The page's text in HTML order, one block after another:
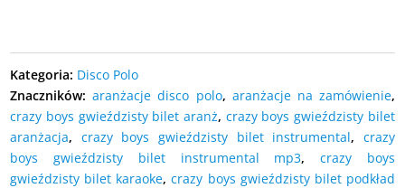
Kategoria: Disco Polo
Znaczników:aranżacje disco polo, aranżacje na zamówienie,
crazy boys gwieździsty bilet aranż, crazy boys gwieździsty bilet
aranżacja, crazy boys gwieździsty bilet instrumental, crazy
boys gwieździsty bilet instrumental mp3,crazy boys
gwieździsty bilet karaoke,crazy boys gwieździsty bilet podkład